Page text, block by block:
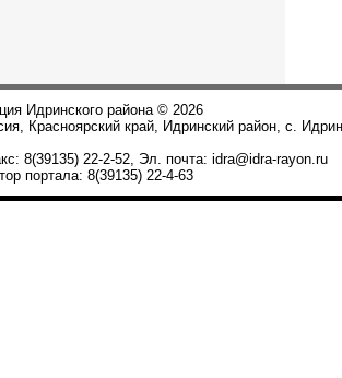
Идринского района © 2026
Красноярский край, Идринский район, с.
8(39135) 22-2-52, Эл. почта: idra@idra-rayon.ru
портала: 8(39135) 22-4-63